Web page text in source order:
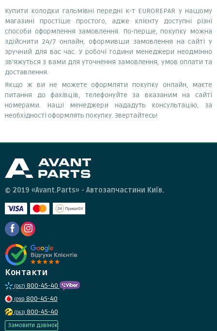
Купити колодки гальмівні передні к-т EUROREPAR у нашому
магазині простіше простого, адже клієнту доступні різні
способи оформлення замовлення. По-перше, покупку можна
здійснити 24/7 онлайн, оформивши замовлення на сайті у
зручний для вас час. У робочі години менеджери неодмінно
зв'яжуться з вами для уточнення замовлення, умов оплати та
доставлення.
Якщо ж ви не можете оформляти покупку онлайн, маєте
питання до фахівців, телефонуйте за вказаним на сайті
номерами. Наші менеджери нададуть консультацію, за
необхідності оформлять покупку. Звертайтесь!
© 2019 «Avant.Parts» - Автозапчастини Київ.
Контакти
(067) 800-45-40
(095) 800-45-40
(063) 800-45-40
Замовити дзвінок